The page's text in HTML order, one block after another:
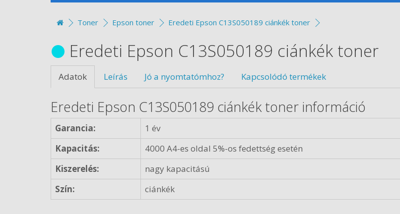
Toner Epson toner Eredeti Epson C13S050189 ciánkék toner
Eredeti Epson C13S050189 ciánkék toner
Adatok Leírás Jó a nyomtatómhoz? Kapcsolódó termékek
Eredeti Epson C13S050189 ciánkék toner információ
Garancia:
1 év
Kapacitás:
4000 A4-es oldal 5%-os fedettség esetén
Kiszerelés:
nagy kapacitású
Szín:
ciánkék